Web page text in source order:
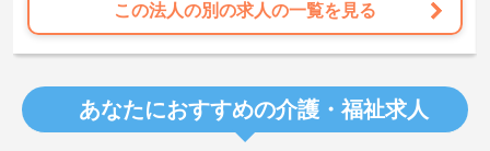
この法人の別の求人の一覧を見る
あなたにおすすめの介護・福祉求人